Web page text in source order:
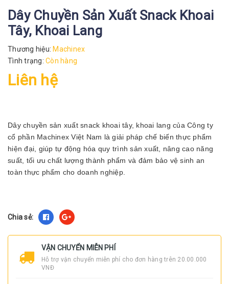
Dây Chuyền Sản Xuất Snack Khoai
Tây, Khoai Lang
Thương hiệu: Machinex
Tình trạng: Còn hàng
Liên hệ
Dây chuyền sản xuất snack khoai tây, khoai lang của Công ty
cổ phần Machinex Việt Nam là giải pháp chế biến thực phẩm
hiện đại, giúp tự động hóa quy trình sản xuất, nâng cao năng
suất, tối ưu chất lượng thành phẩm và đảm bảo vệ sinh an
toàn thực phẩm cho doanh nghiệp.
Chia sẻ:
VẬN CHUYỂN MIỄN PHÍ
Hỗ trợ vận chuyển miễn phí cho đơn hàng trên 20.00.000
VNĐ